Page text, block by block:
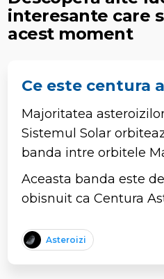
interesante care
acest moment
Ce este centura
Majoritatea
Sistemul Solar
banda intre orbitele
Aceasta banda este
obisnuit ca Centura
Asteroizi